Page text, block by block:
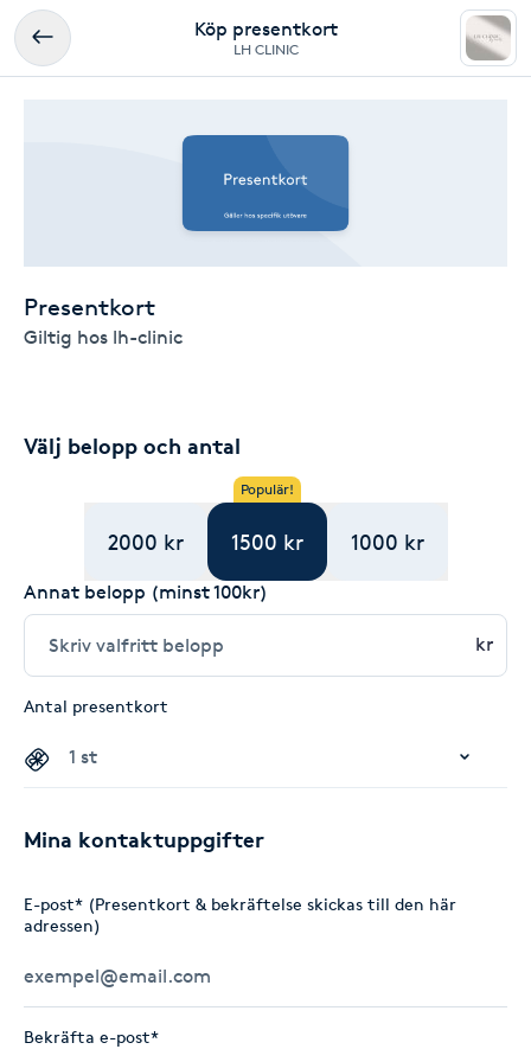
Köp presentkort
LH CLINIC
Presentkort
Giltig hos lh-clinic
Välj belopp och antal
2000 kr
Populär!
1500 kr 1000 kr
Annat belopp (minst 100kr)
kr
Antal presentkort
Mina kontaktuppgifter
E-post* (Presentkort & bekräftelse skickas till den här
adressen)
Bekräfta e-post*